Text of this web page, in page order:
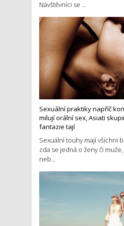
Návštěvníci se ...
Sexuální praktiky napříč
milují orální sex, Asiati
fantazie tají
Sexuální touhy mají všichni
zda se jedná o ženy či
neb...